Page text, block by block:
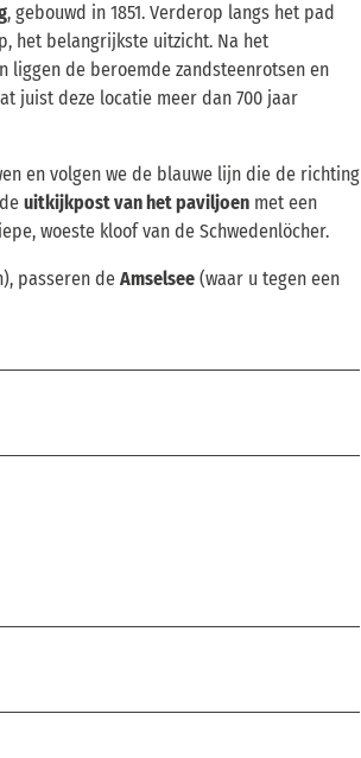
, gebouwd in 1851. Verderop langs het pad
het belangrijkste uitzicht. Na het
liggen de beroemde zandsteenrotsen en
juist deze locatie meer dan 700 jaar
en volgen we de blauwe lijn die de richting
uitkijkpost van het paviljoen met een
woeste kloof van de Schwedenlöcher.
passeren de Amselsee (waar u tegen een